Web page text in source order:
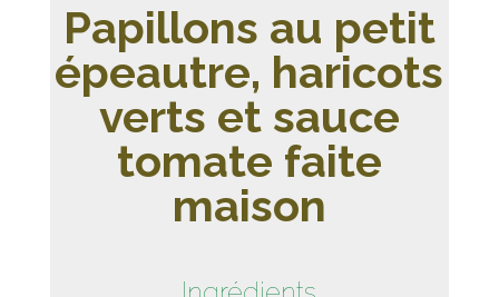
Papillons au petit
épeautre, haricots
verts et sauce
tomate faite
maison